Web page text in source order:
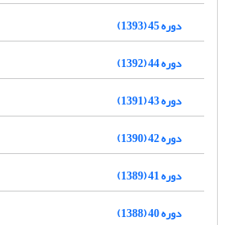
دوره 45 (1393)
دوره 44 (1392)
دوره 43 (1391)
دوره 42 (1390)
دوره 41 (1389)
دوره 40 (1388)